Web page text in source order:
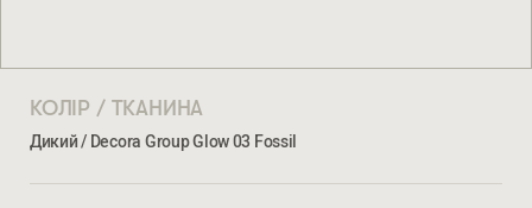
КОЛІР / ТКАНИНА
Дикий / Decora Group Glow 03 Fossil